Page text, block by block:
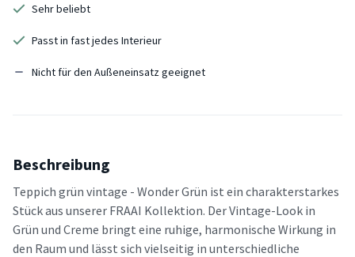
Sehr beliebt
Passt in fast jedes Interieur
Nicht für den Außeneinsatz geeignet
Beschreibung
Teppich grün vintage - Wonder Grün ist ein charakterstarkes
Stück aus unserer FRAAI Kollektion. Der Vintage-Look in
Grün und Creme bringt eine ruhige, harmonische Wirkung in
den Raum und lässt sich vielseitig in unterschiedliche